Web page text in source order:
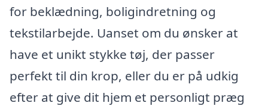
for beklædning, boligindretning og
tekstilarbejde. Uanset om du ønsker at
have et unikt stykke tøj, der passer
perfekt til din krop, eller du er på udkig
efter at give dit hjem et personligt præg